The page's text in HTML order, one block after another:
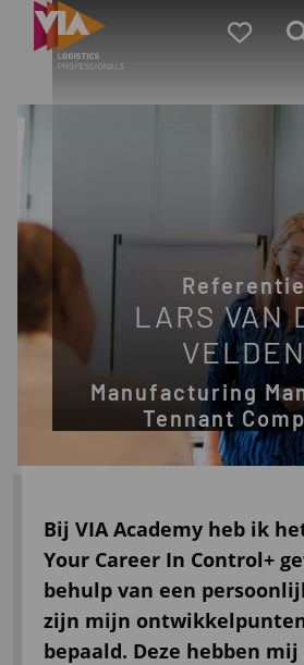
VIA
Logistics
Referentie
LARS VAN
Manufacturing
Tennant
Bij VIA Academy heb ik
Your Career In Control+
behulp van een
zijn mijn
bepaald. Deze hebben